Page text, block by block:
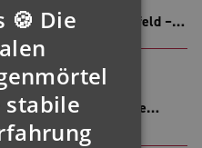
im historischen Umfeld –
RSG5 überzeugt im
für keramische
FRENCH
FINNISH
🍪 Die